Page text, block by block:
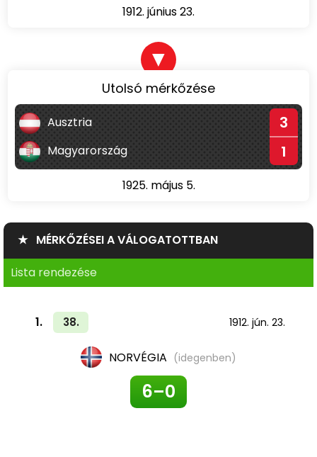
1912. június 23.
▼
Utolsó mérkőzése
Ausztria 3
Magyarország 1
1925. május 5.
★ MÉRKŐZÉSEI A VÁLOGATOTTBAN
Lista rendezése
1. 38. 1912. jún. 23.
NORVÉGIA (idegenben)
6–0